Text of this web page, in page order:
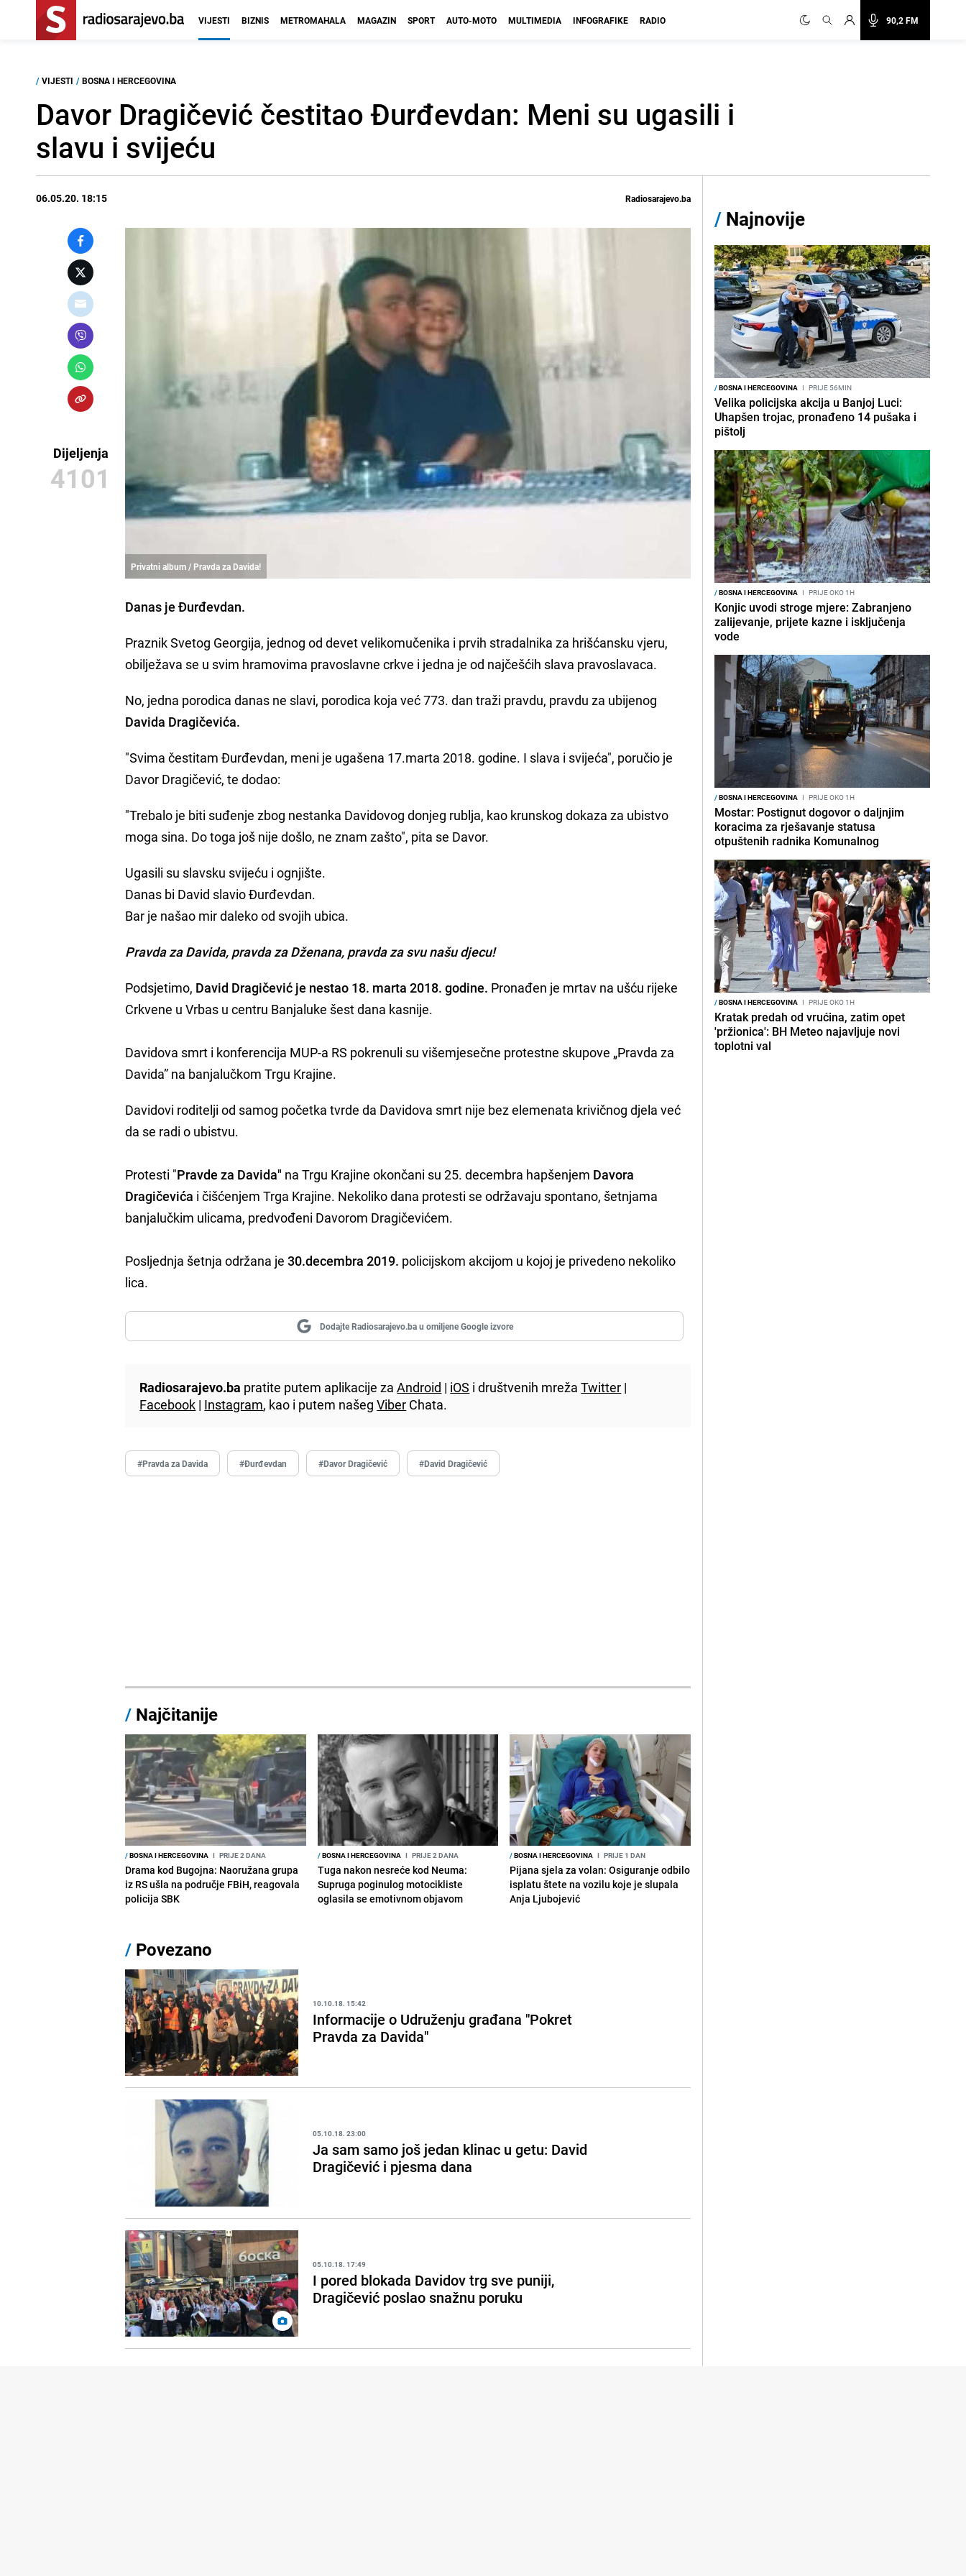
90,2 FM
VIJESTI BIZNIS METROMAHALA MAGAZIN SPORT AUTO-MOTO MULTIMEDIA INFOGRAFIKE RADIO
/ VIJESTI / BOSNA I HERCEGOVINA
Davor Dragičević čestitao Đurđevdan: Meni su ugasili i
slavu i svijeću
06.05.20. 18:15 Radiosarajevo.ba
Dijeljenja
4101
Privatni album / Pravda za Davida!
Danas je Đurđevdan.
Praznik Svetog Georgija, jednog od devet velikomučenika i prvih stradalnika za hrišćansku vjeru,
obilježava se u svim hramovima pravoslavne crkve i jedna je od najčešćih slava pravoslavaca.
No, jedna porodica danas ne slavi, porodica koja već 773. dan traži pravdu, pravdu za ubijenog
Davida Dragičevića.
"Svima čestitam Đurđevdan, meni je ugašena 17.marta 2018. godine. I slava i svijeća", poručio je
Davor Dragičević, te dodao:
"Trebalo je biti suđenje zbog nestanka Davidovog donjeg rublja, kao krunskog dokaza za ubistvo
moga sina. Do toga još nije došlo, ne znam zašto", pita se Davor.
Ugasili su slavsku svijeću i ognjište.
Danas bi David slavio Đurđevdan.
Bar je našao mir daleko od svojih ubica.
Pravda za Davida, pravda za Dženana, pravda za svu našu djecu!
Podsjetimo, David Dragičević je nestao 18. marta 2018. godine. Pronađen je mrtav na ušću rijeke
Crkvene u Vrbas u centru Banjaluke šest dana kasnije.
Davidova smrt i konferencija MUP-a RS pokrenuli su višemjesečne protestne skupove „Pravda za
Davida” na banjalučkom Trgu Krajine.
Davidovi roditelji od samog početka tvrde da Davidova smrt nije bez elemenata krivičnog djela već
da se radi o ubistvu.
Protesti "Pravde za Davida" na Trgu Krajine okončani su 25. decembra hapšenjem Davora
Dragičevića i čišćenjem Trga Krajine. Nekoliko dana protesti se održavaju spontano, šetnjama
banjalučkim ulicama, predvođeni Davorom Dragičevićem.
Posljednja šetnja održana je30.decembra 2019. policijskom akcijom u kojoj je privedeno nekoliko
lica.
Dodajte Radiosarajevo.ba u omiljene Google izvore
Radiosarajevo.ba pratite putem aplikacije zaAndroid | iOS i društvenih mrežaTwitter |
Facebook | Instagram, kao i putem našegViber Chata.
#Pravda za Davida #Đurđevdan #Davor Dragičević #David Dragičević
/ Najčitanije
/BOSNA I HERCEGOVINA I PRIJE 2 DANA
Drama kod Bugojna: Naoružana grupa
iz RS ušla na područje FBiH, reagovala
policija SBK
/BOSNA I HERCEGOVINA I PRIJE 2 DANA
Tuga nakon nesreće kod Neuma:
Supruga poginulog motocikliste
oglasila se emotivnom objavom
/BOSNA I HERCEGOVINA I PRIJE 1 DAN
Pijana sjela za volan: Osiguranje odbilo
isplatu štete na vozilu koje je slupala
Anja Ljubojević
/ Povezano
10.10.18. 15:42
Informacije o Udruženju građana "Pokret
Pravda za Davida"
05.10.18. 23:00
Ja sam samo još jedan klinac u getu: David
Dragičević i pjesma dana
05.10.18. 17:49
I pored blokada Davidov trg sve puniji,
Dragičević poslao snažnu poruku
/ Najnovije
/BOSNA I HERCEGOVINA I PRIJE 56MIN
Velika policijska akcija u Banjoj Luci:
Uhapšen trojac, pronađeno 14 pušaka i
pištolj
/BOSNA I HERCEGOVINA I PRIJE OKO 1H
Konjic uvodi stroge mjere: Zabranjeno
zalijevanje, prijete kazne i isključenja
vode
/BOSNA I HERCEGOVINA I PRIJE OKO 1H
Mostar: Postignut dogovor o daljnjim
koracima za rješavanje statusa
otpuštenih radnika Komunalnog
/BOSNA I HERCEGOVINA I PRIJE OKO 1H
Kratak predah od vrućina, zatim opet
'pržionica': BH Meteo najavljuje novi
toplotni val